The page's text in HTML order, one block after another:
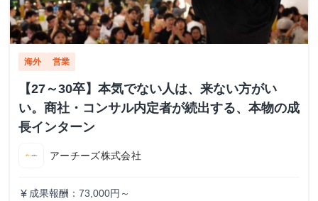
海外 営業
【27～30卒】本気でない人は、来ない方がい
い。商社・コンサル内定者が続出する、本物の成
長インターン
アーチーズ株式会社
currency_yen 成果報酬：73,000円～